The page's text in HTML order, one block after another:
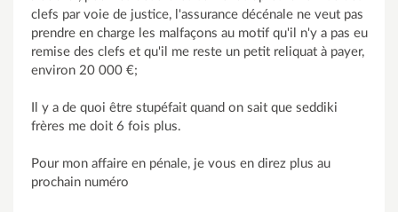
clefs par voie de justice, l'assurance décénale ne veut pas
prendre en charge les malfaçons au motif qu'il n'y a pas eu
remise des clefs et qu'il me reste un petit reliquat à payer,
environ 20 000 €;
Il y a de quoi être stupéfait quand on sait que seddiki
frères me doit 6 fois plus.
Pour mon affaire en pénale, je vous en direz plus au
prochain numéro